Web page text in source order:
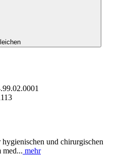
und chirurgischen
med... mehr